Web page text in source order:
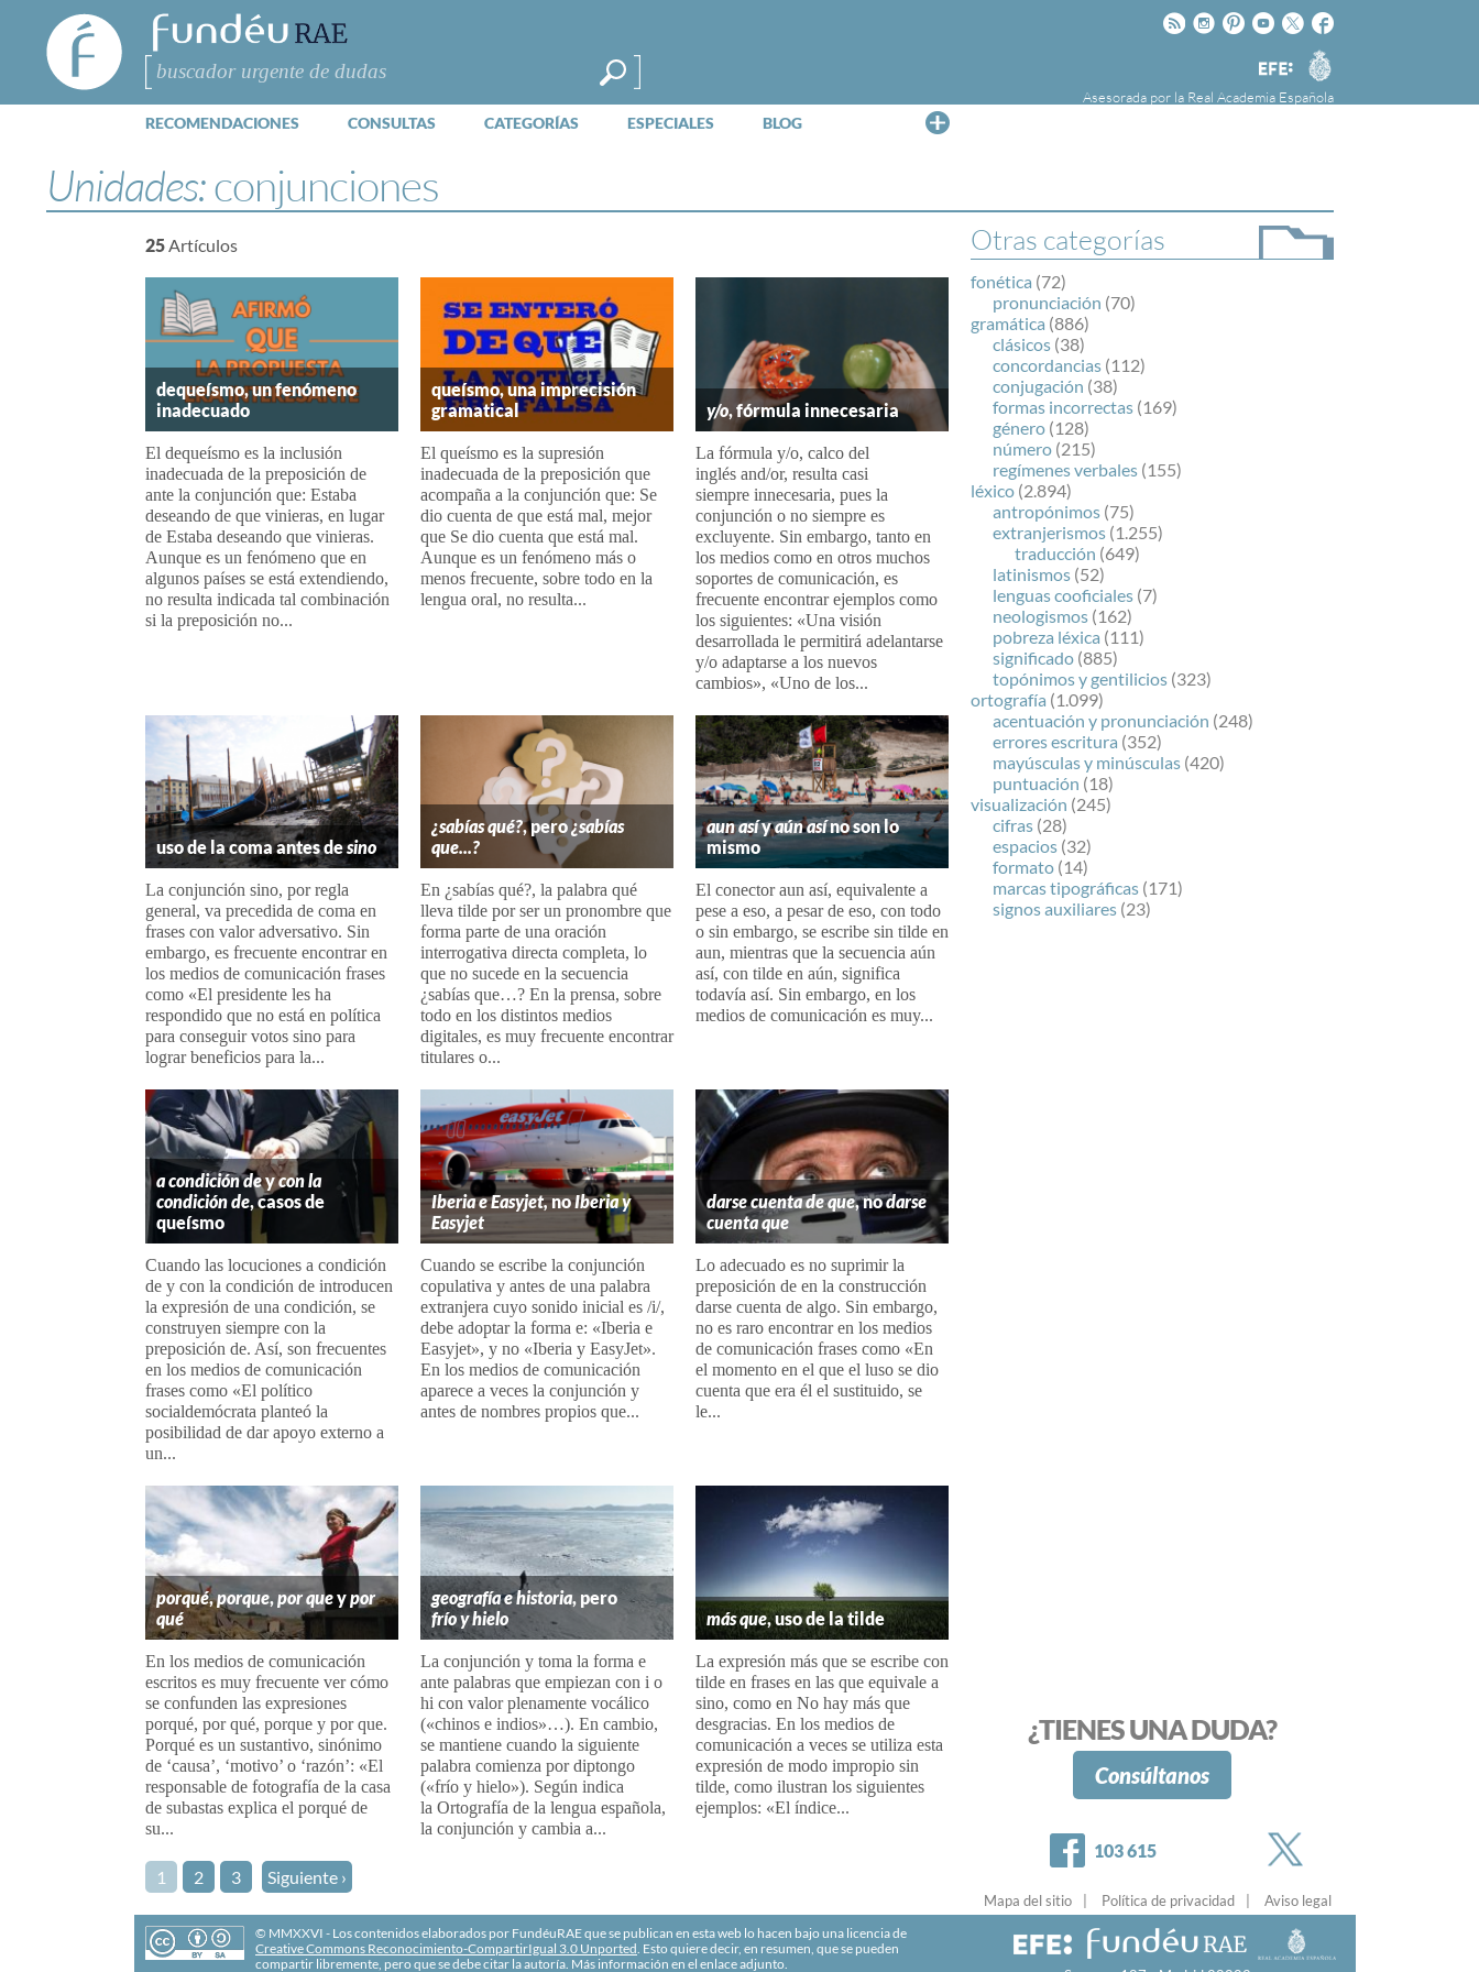
FundéuRAE
- Fundación
del Español
Urgente
Buscar
Facebook
Twitter
Youtube
Pinteres
Instagram
Rss
Agencia
EFE
Asesorada por la Real Academia Española
RECOMENDACIONES CONSULTAS CATEGORÍAS ESPECIALES BLOG
la Agencia Efe y la Real Academia Española,
cuyo objetivo es colaborar con el buen uso del
español en los medios de comunicación y en
Internet.
Unidades:conjunciones
Otras categorías
fonética (72)
pronunciación (70)
gramática (886)
clásicos (38)
concordancias (112)
conjugación (38)
formas incorrectas (169)
género (128)
número (215)
regímenes verbales (155)
léxico (2.894)
antropónimos (75)
extranjerismos (1.255)
traducción (649)
latinismos (52)
lenguas cooficiales (7)
neologismos (162)
pobreza léxica (111)
significado (885)
topónimos y gentilicios (323)
ortografía (1.099)
acentuación y pronunciación (248)
errores escritura (352)
mayúsculas y minúsculas (420)
puntuación (18)
visualización (245)
cifras (28)
espacios (32)
formato (14)
marcas tipográficas (171)
signos auxiliares (23)
25Artículos
dequeísmo, un fenómeno
inadecuado
El dequeísmo es la inclusión
inadecuada de la preposición de
ante la conjunción que: Estaba
deseando de que vinieras, en lugar
de Estaba deseando que vinieras.
Aunque es un fenómeno que en
algunos países se está extendiendo,
no resulta indicada tal combinación
si la preposición no...
queísmo, una imprecisión
gramatical
El queísmo es la supresión
inadecuada de la preposición que
acompaña a la conjunción que: Se
dio cuenta de que está mal, mejor
que Se dio cuenta que está mal.
Aunque es un fenómeno más o
menos frecuente, sobre todo en la
lengua oral, no resulta...
y/o, fórmula innecesaria
La fórmula y/o, calco del
inglés and/or, resulta casi
siempre innecesaria, pues la
conjunción o no siempre es
excluyente. Sin embargo, tanto en
los medios como en otros muchos
soportes de comunicación, es
frecuente encontrar ejemplos como
los siguientes: «Una visión
desarrollada le permitirá adelantarse
y/o adaptarse a los nuevos
cambios», «Uno de los...
uso de la coma antes desino
La conjunción sino, por regla
general, va precedida de coma en
frases con valor adversativo. Sin
embargo, es frecuente encontrar en
los medios de comunicación frases
como «El presidente les ha
respondido que no está en política
para conseguir votos sino para
lograr beneficios para la...
¿sabías qué?, pero¿sabías
que...?
En ¿sabías qué?, la palabra qué
lleva tilde por ser un pronombre que
forma parte de una oración
interrogativa directa completa, lo
que no sucede en la secuencia
¿sabías que…? En la prensa, sobre
todo en los distintos medios
digitales, es muy frecuente encontrar
titulares o...
aun asíyaún asíno son lo
mismo
El conector aun así, equivalente a
pese a eso, a pesar de eso, con todo
o sin embargo, se escribe sin tilde en
aun, mientras que la secuencia aún
así, con tilde en aún, significa
todavía así. Sin embargo, en los
medios de comunicación es muy...
a condición deycon la
condición de, casos de
queísmo
Cuando las locuciones a condición
de y con la condición de introducen
la expresión de una condición, se
construyen siempre con la
preposición de. Así, son frecuentes
en los medios de comunicación
frases como «El político
socialdemócrata planteó la
posibilidad de dar apoyo externo a
un...
Iberia e Easyjet,noIberia y
Easyjet
Cuando se escribe la conjunción
copulativa y antes de una palabra
extranjera cuyo sonido inicial es /i/,
debe adoptar la forma e: «Iberia e
Easyjet», y no «Iberia y EasyJet».
En los medios de comunicación
aparece a veces la conjunción y
antes de nombres propios que...
darse cuenta de que, nodarse
cuenta que
Lo adecuado es no suprimir la
preposición de en la construcción
darse cuenta de algo. Sin embargo,
no es raro encontrar en los medios
de comunicación frases como «En
el momento en el que el luso se dio
cuenta que era él el sustituido, se
le...
porqué,porque, por queypor
qué
En los medios de comunicación
escritos es muy frecuente ver cómo
se confunden las expresiones
porqué, por qué, porque y por que.
Porqué es un sustantivo, sinónimo
de ‘causa’, ‘motivo’ o ‘razón’: «El
responsable de fotografía de la casa
de subastas explica el porqué de
su...
geografía ehistoria, pero
frío y hielo
La conjunción y toma la forma e
ante palabras que empiezan con i o
hi con valor plenamente vocálico
(«chinos e indios»…). En cambio,
se mantiene cuando la siguiente
palabra comienza por diptongo
(«frío y hielo»). Según indica
la Ortografía de la lengua española,
la conjunción y cambia a...
más que, uso de la tilde
La expresión más que se escribe con
tilde en frases en las que equivale a
sino, como en No hay más que
desgracias. En los medios de
comunicación a veces se utiliza esta
expresión de modo impropio sin
tilde, como ilustran los siguientes
ejemplos: «El índice...
1 2 3 Siguiente ›
¿TIENES UNA DUDA?
Consúltanos
Facebook
103 615
Mapa del sitio Política de privacidad Aviso legal
© MMXXVI - Los contenidos elaborados por FundéuRAE que se publican en esta web lo hacen bajo una licencia de
Creative Commons Reconocimiento-CompartirIgual 3.0 Unported . Esto quiere decir, en resumen, que se pueden
compartir libremente, pero que se debe citar la autoría. Más información en el enlace adjunto.